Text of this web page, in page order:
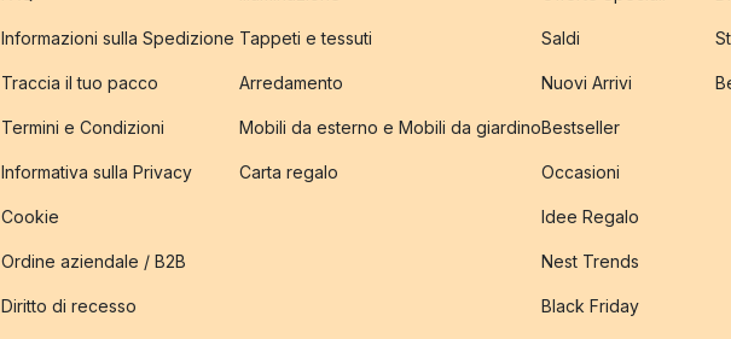
Informazioni sulla Spedizione
Traccia il tuo pacco
Termini e Condizioni
Informativa sulla Privacy
Cookie
Ordine aziendale / B2B
Diritto di recesso
Tappeti e tessuti
Arredamento
Mobili da esterno e Mobili da giardino
Carta regalo
Saldi
Nuovi Arrivi
Bestseller
Occasioni
Idee Regalo
Nest Trends
Black Friday